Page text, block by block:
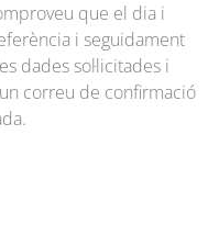
que el dia i
i seguidament
dades sol·licitades i
correu de confirmació